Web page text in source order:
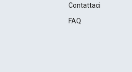
Contattaci
FAQ